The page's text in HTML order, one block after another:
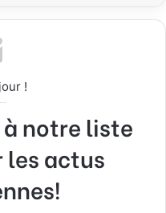
!
notre liste
actus